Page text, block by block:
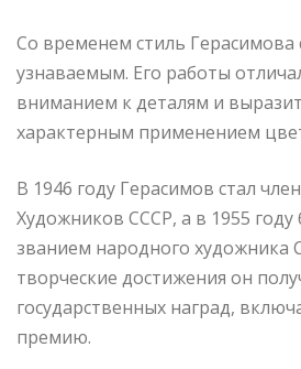
Со временем стиль Герасимова
узнаваемым. Его работы
вниманием к деталям и
характерным применением
В 1946 году Герасимов стал
Художников СССР, а в 1955
званием народного художника
творческие достижения он
государственных наград,
премию.